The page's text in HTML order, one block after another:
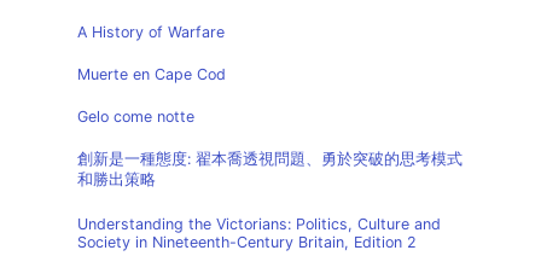
A History of Warfare
Muerte en Cape Cod
Gelo come notte
創新是一種態度: 翟本喬透視問題、勇於突破的思考模式
和勝出策略
Understanding the Victorians: Politics, Culture and
Society in Nineteenth-Century Britain, Edition 2